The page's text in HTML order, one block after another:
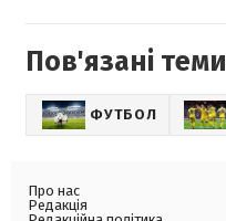
Пов'язані
ФУТБОЛ
Про нас
Редакція